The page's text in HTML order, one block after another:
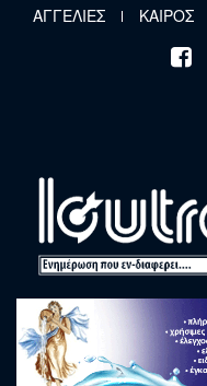
Παράκαμψη προς το
ΑΓΓΕΛΙΕΣ ΚΑΙΡΟΣ